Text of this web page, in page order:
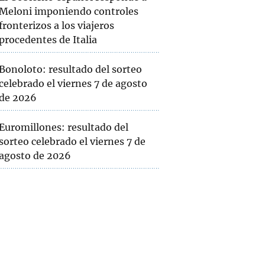
imponiendo controles
a los viajeros
de Italia
resultado del sorteo
el viernes 7 de agosto
2026
resultado del
celebrado el viernes 7 de
de 2026